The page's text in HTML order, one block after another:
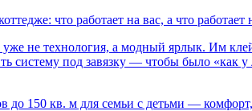
что работает на вас, а что работает
не технология, а модный ярлык. Им
систему под завязку — чтобы было
до 150 кв. м для семьи с детьми —